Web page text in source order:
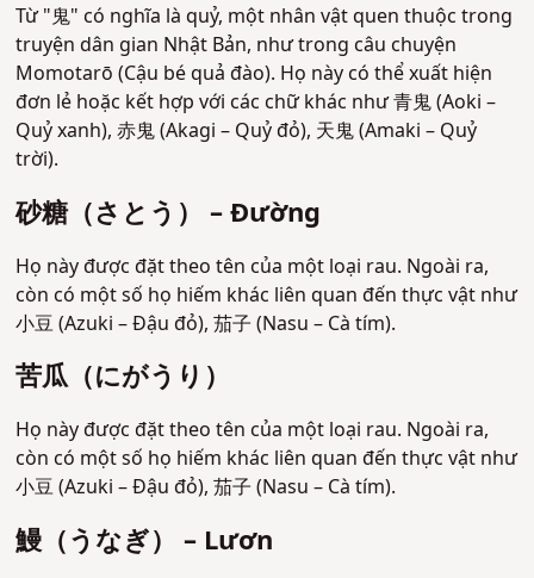
Từ "鬼" có nghĩa là quỷ, một nhân vật quen thuộc trong
truyện dân gian Nhật Bản, như trong câu chuyện
Momotarō (Cậu bé quả đào). Họ này có thể xuất hiện
đơn lẻ hoặc kết hợp với các chữ khác như 青鬼 (Aoki –
Quỷ xanh), 赤鬼 (Akagi – Quỷ đỏ), 天鬼 (Amaki – Quỷ
trời).
砂糖（さとう） – Đường
Họ này được đặt theo tên của một loại rau. Ngoài ra,
còn có một số họ hiếm khác liên quan đến thực vật như
小豆 (Azuki – Đậu đỏ), 茄子 (Nasu – Cà tím).
苦瓜（にがうり）
Họ này được đặt theo tên của một loại rau. Ngoài ra,
còn có một số họ hiếm khác liên quan đến thực vật như
小豆 (Azuki – Đậu đỏ), 茄子 (Nasu – Cà tím).
鰻（うなぎ） – Lươn